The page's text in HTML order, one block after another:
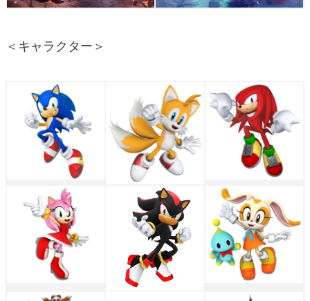
＜キャラクター＞